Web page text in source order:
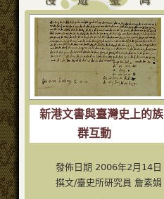
新港文書與臺灣史上的族
群互動
發佈日期 2006年2月14日
撰文/臺史所研究員 詹素娟